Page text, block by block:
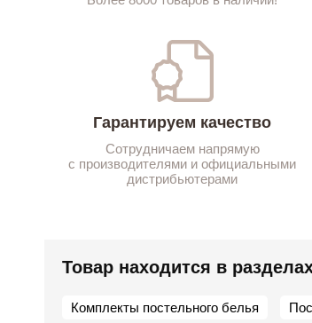
Гарантируем качество
Сотрудничаем напрямую
с производителями и официальными
дистрибьютерами
Товар находится в
Комплекты постельного белья